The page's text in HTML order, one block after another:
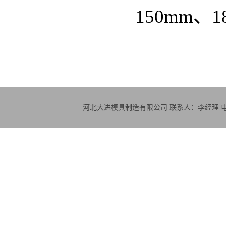
150mm、
河北大进模具制造有限公司 联系人：李经理